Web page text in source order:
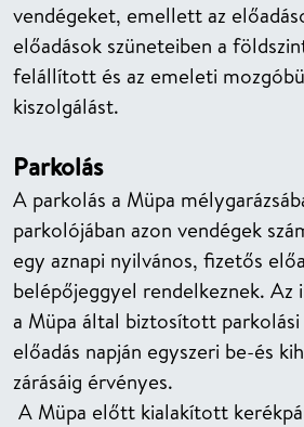
vendégeket, emellett az
előadások szüneteiben a
felállított és az emeleti
kiszolgálást.
Parkolás
A parkolás a Müpa
parkolójában azon vendégek
egy aznapi nyilvános, fizetős
belépőjeggyel rendelkeznek. Az
a Müpa által biztosított parkolási
előadás napján egyszeri be-és
zárásáig érvényes.
A Müpa előtt kialakított